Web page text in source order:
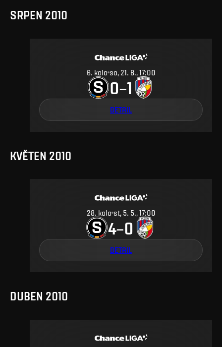
SRPEN 2010
6. kolo so, 21. 8., 17:00
0–1
DETAIL
KVĚTEN 2010
28. kolo st, 5. 5., 17:00
4–0
DETAIL
DUBEN 2010